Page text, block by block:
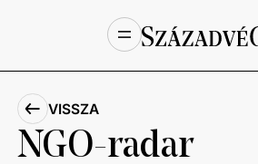
NGO-radar
VISSZA